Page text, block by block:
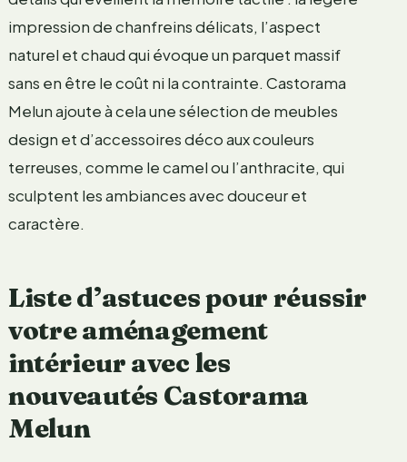
impression de chanfreins délicats, l’aspect
naturel et chaud qui évoque un parquet massif
sans en être le coût ni la contrainte. Castorama
Melun ajoute à cela une sélection de meubles
design et d’accessoires déco aux couleurs
terreuses, comme le camel ou l’anthracite, qui
sculptent les ambiances avec douceur et
caractère.
Liste d’astuces pour réussir
votre aménagement
intérieur avec les
nouveautés Castorama
Melun